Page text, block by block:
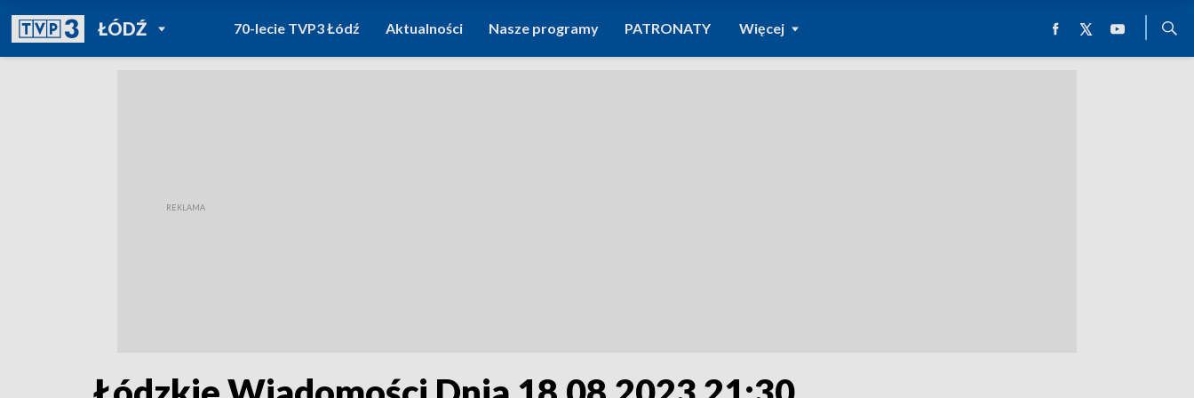
ŁÓDŹPOWRÓT DO
TVP REGIONY
70-lecie TVP3 Łódź Aktualności Nasze programy PATRONATY Więcej